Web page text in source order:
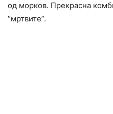
од морков. Прекрасна
“мртвите”.